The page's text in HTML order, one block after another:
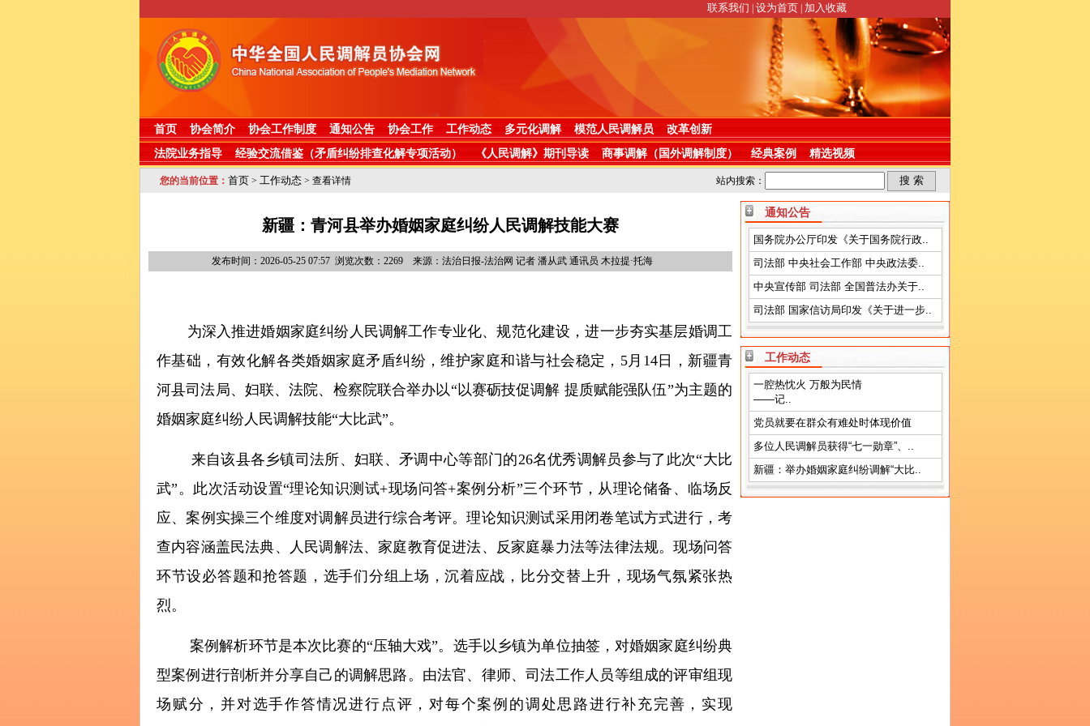
联系我们 设为首页 加入收藏
首页 协会简介 协会工作制度 通知公告 协会工作 工作动态 多元化调解 模范人民调解员
改革创新
法院业务指导
经验交流借鉴（矛盾纠纷排查化解专项活动） 《人民调解》期刊导读 商事调解（国外调解制度） 经典案例 精选视频
您的当前位置： 首页 > 工作动态 > 查看详情 站内搜索：
新疆：青河县举办婚姻家庭纠纷人民调解技能大赛
发布时间：2026-05-25 07:57 浏览次数：2269 来源：法治日报-法治网 记者 潘从武 通讯员 木拉提·托海
为深入推进婚姻家庭纠纷人民调解工作专业化、规范化建设，进一步夯实基层婚调工
作基础，有效化解各类婚姻家庭矛盾纠纷，维护家庭和谐与社会稳定，5月14日，新疆青
河县司法局、妇联、法院、检察院联合举办以“以赛砺技促调解 提质赋能强队伍”为主题的
婚姻家庭纠纷人民调解技能“大比武”。
来自该县各乡镇司法所、妇联、矛调中心等部门的26名优秀调解员参与了此次“大比
武”。此次活动设置“理论知识测试+现场问答+案例分析”三个环节，从理论储备、临场反
应、案例实操三个维度对调解员进行综合考评。理论知识测试采用闭卷笔试方式进行，考
查内容涵盖民法典、人民调解法、家庭教育促进法、反家庭暴力法等法律法规。现场问答
环节设必答题和抢答题，选手们分组上场，沉着应战，比分交替上升，现场气氛紧张热
烈。
案例解析环节是本次比赛的“压轴大戏”。选手以乡镇为单位抽签，对婚姻家庭纠纷典
型案例进行剖析并分享自己的调解思路。由法官、律师、司法工作人员等组成的评审组现
场赋分，并对选手作答情况进行点评，对每个案例的调处思路进行补充完善，实现
通知公告
国务院办公厅印发《关于国务院行政..
司法部 中央社会工作部 中央政法委..
中央宣传部 司法部 全国普法办关于..
司法部 国家信访局印发《关于进一步..
工作动态
一腔热忱火 万般为民情
——记..
党员就要在群众有难处时体现价值
多位人民调解员获得“七一勋章”、..
新疆：举办婚姻家庭纠纷调解“大比..